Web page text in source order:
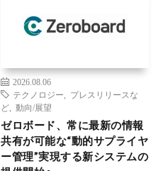
2026.08.06
テクノロジー
プレスリリースな
ど
動向/展望
ゼロボード、常に最新の情報
共有が可能な“動的サプライヤ
ー管理”実現する新システムの